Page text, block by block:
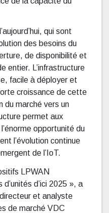
qui sont
des besoins du
de disponibilité et
entier. L’infrastructure
facile à déployer et
croissance de cette
du marché vers un
permet aux
opportunité du
l’évolution continue
de l’IoT.
LPWAN
d’ici 2025 », a
et analyste
de marché VDC